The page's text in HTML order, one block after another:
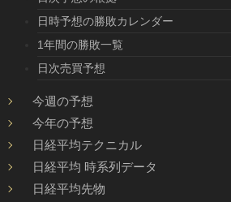
日時予想の勝敗カレンダー
1年間の勝敗一覧
日次売買予想
今週の予想
今年の予想
日経平均テクニカル
日経平均 時系列データ
日経平均先物